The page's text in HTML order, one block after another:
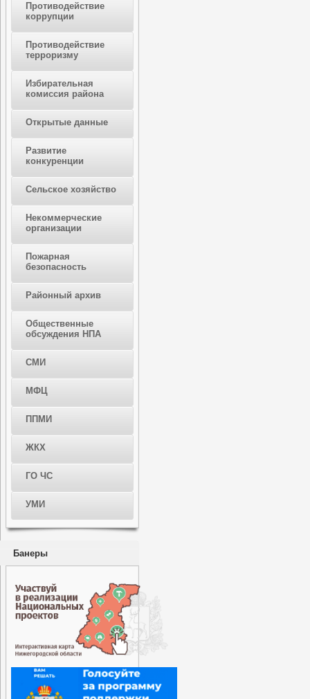
Противодействие
коррупции
Противодействие
терроризму
Избирательная
комиссия района
Открытые данные
Развитие
конкуренции
Сельское хозяйство
Некоммерческие
организации
Пожарная
безопасность
Районный архив
Общественные
обсуждения НПА
СМИ
МФЦ
ППМИ
ЖКХ
ГО ЧС
УМИ
Банеры